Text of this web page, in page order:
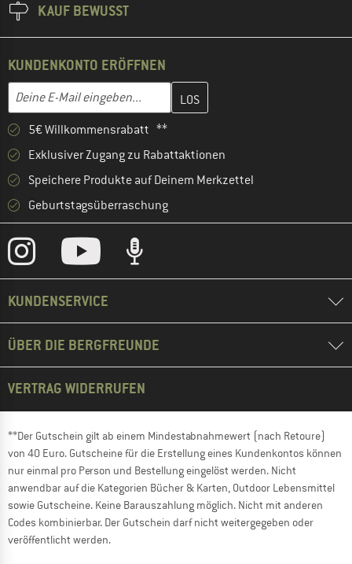
KAUF BEWUSST
KUNDENKONTO ERÖFFNEN
E-Mail-Adresse
Gib hier deine E-Mail-Adresse ein und erstelle im nächsten
5€ Willkommensrabatt **
Exklusiver Zugang zu Rabattaktionen
Speichere Produkte auf Deinem Merkzettel
Geburtstagsüberraschung
KUNDENSERVICE
ÜBER DIE BERGFREUNDE
VERTRAG WIDERRUFEN
**Der Gutschein gilt ab einem Mindestabnahmewert (nach Retoure)
von 40 Euro. Gutscheine für die Erstellung eines Kundenkontos können
nur einmal pro Person und Bestellung eingelöst werden. Nicht
anwendbar auf die Kategorien Bücher & Karten, Outdoor Lebensmittel
sowie Gutscheine. Keine Barauszahlung möglich. Nicht mit anderen
Codes kombinierbar. Der Gutschein darf nicht weitergegeben oder
veröffentlicht werden.